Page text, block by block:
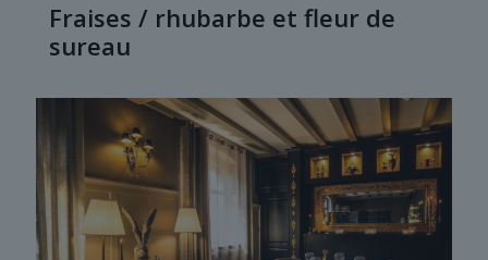
Fraises / rhubarbe et fleur de
sureau